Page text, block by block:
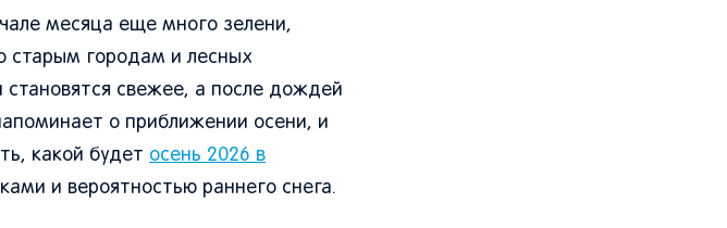
месяца еще много зелени,
старым городам и лесных
становятся свежее, а после дождей
о приближении осени, и
какой будет осень 2026 в
и вероятностью раннего снега.